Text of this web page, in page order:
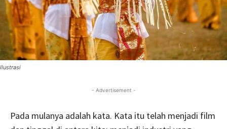
Ilustrasi
- Advertisement -
Pada mulanya adalah kata. Kata itu telah menjadi film